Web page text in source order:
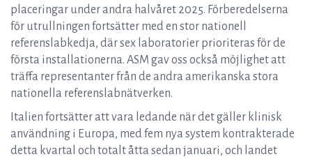
placeringar under andra halvåret 2025. Förberedelserna
för utrullningen fortsätter med en stor nationell
referenslabkedja, där sex laboratorier prioriteras för de
första installationerna. ASM gav oss också möjlighet att
träffa representanter från de andra amerikanska stora
nationella referenslabnätverken.
Italien fortsätter att vara ledande när det gäller klinisk
användning i Europa, med fem nya system kontrakterade
detta kvartal och totalt åtta sedan januari, och landet